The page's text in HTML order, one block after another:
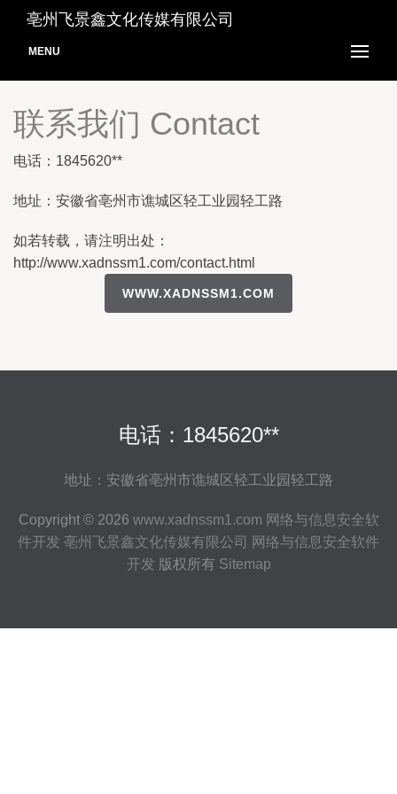
亳州飞景鑫文化传媒有限公司
MENU
联系我们 Contact
电话：1845620**
地址：安徽省亳州市谯城区轻工业园轻工路
如若转载，请注明出处：
http://www.xadnssm1.com/contact.html
WWW.XADNSSM1.COM
电话：1845620**
地址：安徽省亳州市谯城区轻工业园轻工路
Copyright © 2026 www.xadnssm1.com 网络与信息安全软
件开发 亳州飞景鑫文化传媒有限公司
网络与信息安全软件
开发 版权所有 Sitemap